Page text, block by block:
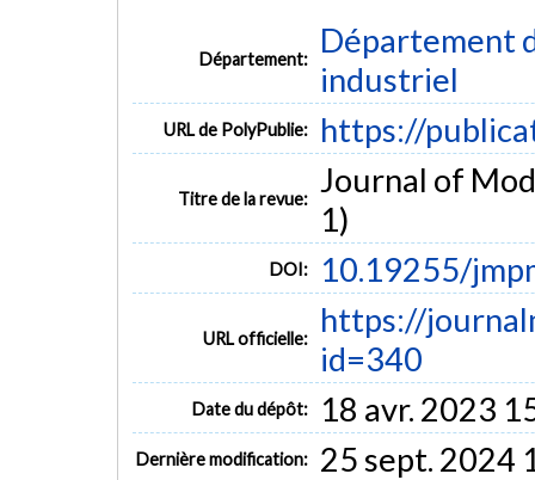
Département:
Département
industriel
URL de PolyPublie: https://
Titre de la revue: Journal of
1)
DOI: 10.19255/
URL officielle:
https://
id=340
Date du dépôt: 18 avr. 2023
Dernière modification: 25 sept. 2024